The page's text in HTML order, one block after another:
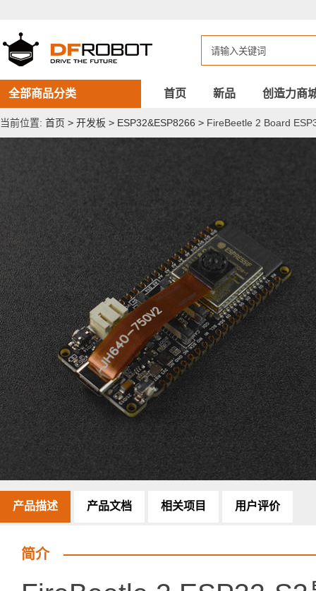
Board
ESP32-
S3(N16R8)
开
发
板
(带
摄
像
全部商品分类 首页 新品 创造力商
当前位置: 首页 > 开发板 > ESP32&ESP8266 > FireBeetle 2 Board
产品描述 产品文档 相关项目 用户评价
简介